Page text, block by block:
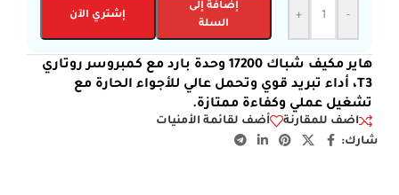
-
+
إضافة إلى
السلة
إشتري الآن
هاير مكيف شباك 17200 وحدة بارد مع كمبروسر روتاري
T3، أداء تبريد قوي وتحمل عالي للأجواء الحارة مع
تشغيل عملي وكفاءة ممتازة.
اضف للمقارنة
أضف لقائمة الأمنيات
شارك: